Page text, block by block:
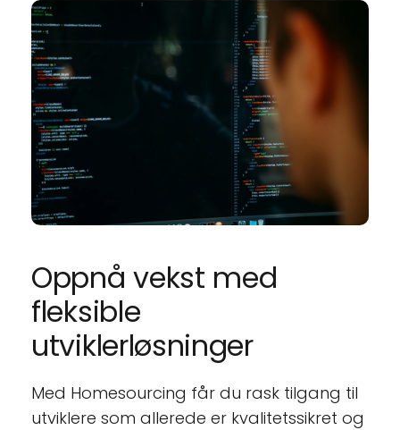
Oppnå vekst med
fleksible
utviklerløsninger
Med Homesourcing får du rask tilgang til
utviklere som allerede er kvalitetssikret og